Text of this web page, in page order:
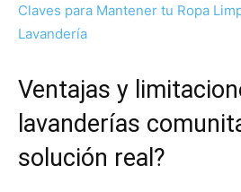
Claves para Mantener tu Ropa
Lavandería
Ventajas y
lavanderías
solución real?